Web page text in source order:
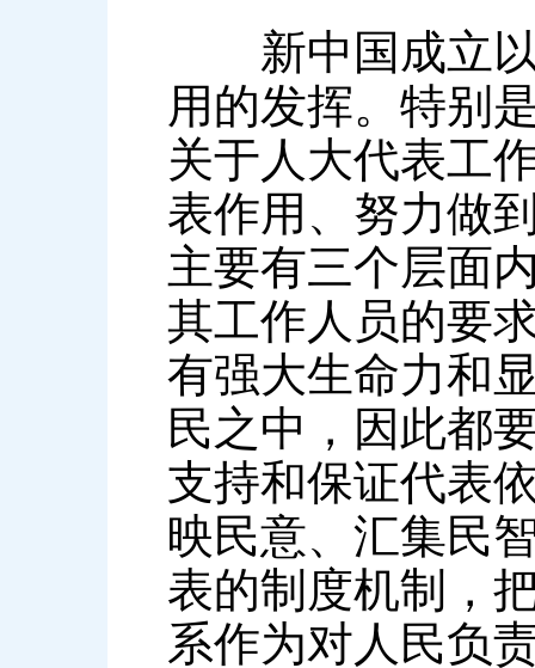
新中国成立以
用的发挥。特别
关于人大代表工
表作用、努力做
主要有三个层面
其工作人员的要
有强大生命力和
民之中，因此都
支持和保证代表
映民意、汇集民
表的制度机制，
系作为对人民负